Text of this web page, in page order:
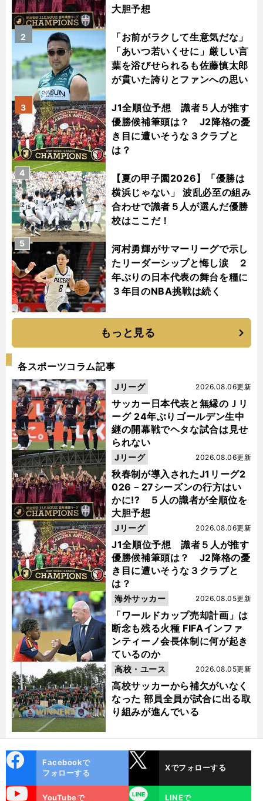
大胆予想
「お前がラクして生意気だな」
「あいつ若いくせに」厳しい言
葉を浴びせられるも佐藤慎太郎
が貫いた誇りとファンへの思い
2
J1全順位予想 識者５人が推す
優勝候補筆頭は？ J2降格の憂
き目に遭いそうな３クラブと
は？
3
【夏の甲子園2026】「優勝は
横浜じゃない」 波乱必至の組み
合わせで識者５人が選んだ優勝
校はここだ！
4
河村勇輝がサマーリーグで示し
たリーダーシップと悔し涙 ２
年ぶりの日本代表の舞台を糧に
３年目のNBA挑戦は続く
5
もっと見る
各スポーツコラム記事
サッカー日本代表と無縁のＪリ
ーグ 24年ぶりゴールデン生中
継の開幕戦でヘタな試合は見せ
られない
2026.08.06更新
Jリーグ
秋春制が導入されたJ1リーグ2
026－27シーズンの行方はい
かに!? ５人の識者が全順位を
大胆予想
2026.08.06更新
Jリーグ
J1全順位予想 識者５人が推す
優勝候補筆頭は？ J2降格の憂
き目に遭いそうな３クラブと
は？
2026.08.06更新
Jリーグ
「ワールドカップ売却計画」は
断念も残る火種 FIFAインファ
ンティーノ会長体制に何が起き
ているのか
2026.08.05更新
海外サッカー
高校サッカーから補欠がいなく
なった 部員全員が試合に出る取
り組みが進んでいる
2026.08.05更新
高校・ユース
ok
Facebookで
フォローする
Xでフォローする
YouTubeで
LINE
LINEで